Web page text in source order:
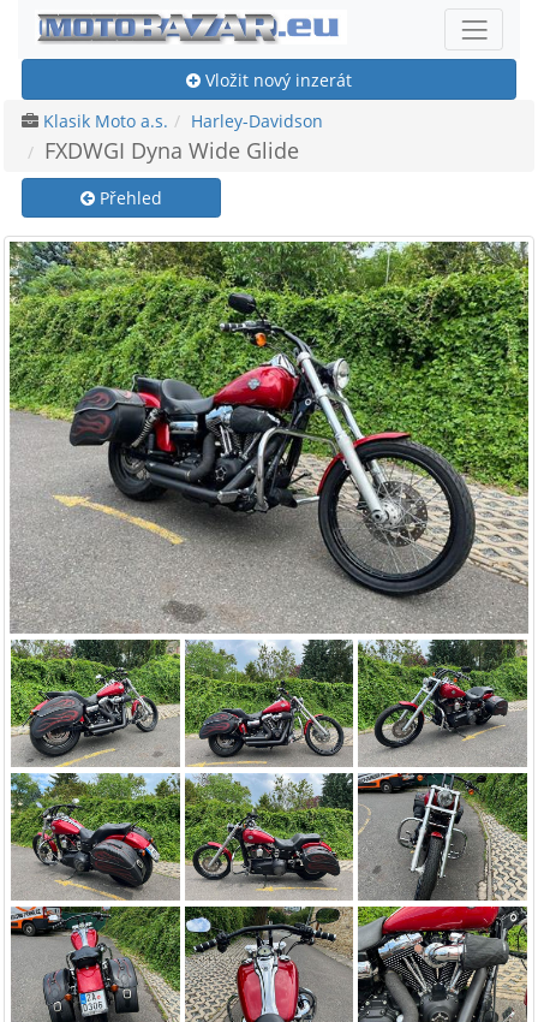
Vložit nový inzerát
Klasik Moto a.s.
Harley-Davidson
FXDWGI Dyna Wide Glide
Přehled